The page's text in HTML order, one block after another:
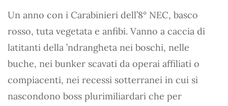
Un anno con i Carabinieri dell’8° NEC, basco
rosso, tuta vegetata e anfibi. Vanno a caccia di
latitanti della ’ndrangheta nei boschi, nelle
buche, nei bunker scavati da operai affiliati o
compiacenti, nei recessi sotterranei in cui si
nascondono boss plurimiliardari che per